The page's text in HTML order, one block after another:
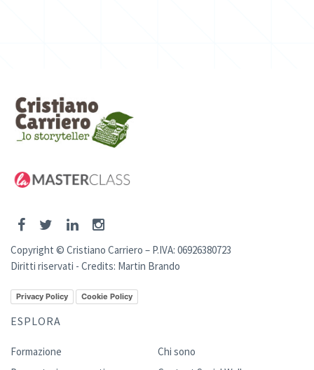
Copyright © Cristiano Carriero – P.IVA: 06926380723
Diritti riservati - Credits: Martin Brando
Privacy Policy Cookie Policy
ESPLORA
Formazione
Chi sono